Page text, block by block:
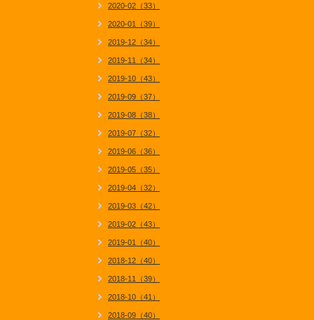
2020-02（33）
2020-01（39）
2019-12（34）
2019-11（34）
2019-10（43）
2019-09（37）
2019-08（38）
2019-07（32）
2019-06（36）
2019-05（35）
2019-04（32）
2019-03（42）
2019-02（43）
2019-01（40）
2018-12（40）
2018-11（39）
2018-10（41）
2018-09（40）